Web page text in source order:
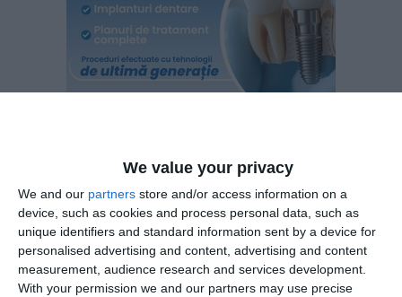
We value your privacy
We and our partners store and/or access information on a
device, such as cookies and process personal data, such as
unique identifiers and standard information sent by a device for
personalised advertising and content, advertising and content
measurement, audience research and services development.
With your permission we and our partners may use precise
Astfel de acțiuni vor continua în RBDD! În perioada 28-31
mai, va fi organizată la Sulina o tabără de ecologizare de
către Asociația „Mai Mult Verde”, în colaborare cu
Asociația „Cu Drag din Sulina” și Administrația Rezervației
Biosferei Delta Dunării.